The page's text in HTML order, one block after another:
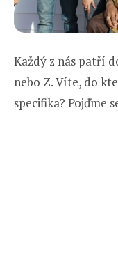
Každý z nás patří
nebo Z. Víte, do
specifika? Pojďme